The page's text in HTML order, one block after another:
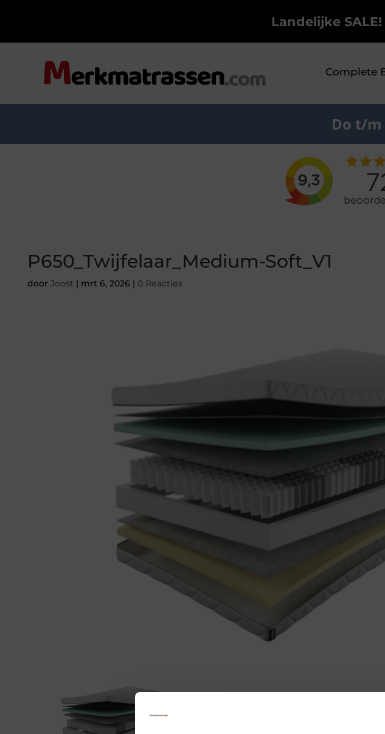
Landelijke SALE!
Complete
Do t/m
P650_Twijfelaar_Medium-Soft_V1
door Joost | mrt 6, 2026 | 0 Reacties